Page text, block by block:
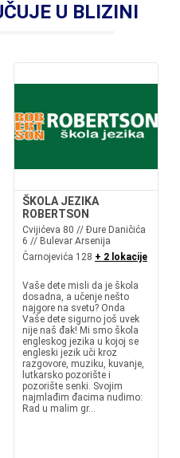
U BLIZINI
ŠKOLA JEZIKA
ROBERTSON
Cvijićeva 80 // Đure Daničića
6 // Bulevar Arsenija
Čarnojevića 128 + 2 lokacije
Vaše dete misli da je škola
dosadna, a učenje nešto
najgore na svetu? Onda
Vaše dete sigurno još uvek
nije naš đak! Mi smo škola
engleskog jezika u kojoj se
engleski jezik uči kroz
razgovore, muziku, kuvanje,
lutkarsko pozorište i
pozorište senki. Svojim
najmlađim đacima nudimo:
Rad u malim gr...